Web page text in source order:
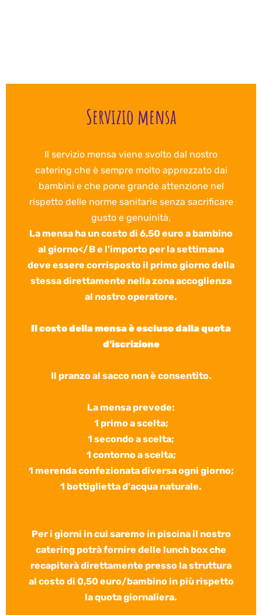
Servizio mensa
Il servizio mensa viene svolto dal nostro
catering che è sempre molto apprezzato dai
bambini e che pone grande attenzione nel
rispetto delle norme sanitarie senza sacrificare
gusto e genuinità.
La mensa ha un costo di 6,50 euro a bambino
al giorno</B e l'importo per la settimana
deve essere corrisposto il primo giorno della
stessa direttamente nella zona accoglienza
al nostro operatore.
Il costo della mensa è escluso dalla quota
d'iscrizione
Il pranzo al sacco non è consentito.
La mensa prevede:
1 primo a scelta;
1 secondo a scelta;
1 contorno a scelta;
1 merenda confezionata diversa ogni giorno;
1 bottiglietta d'acqua naturale.
Per i giorni in cui saremo in piscina il nostro
catering potrà fornire delle lunch box che
recapiterà direttamente presso la struttura
al costo di 0,50 euro/bambino in più rispetto
la quota giornaliera.